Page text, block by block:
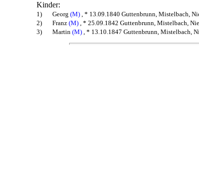
Kinder:
1) Georg (M) , * 13.09.1840 Guttenbrunn, Mistelbach,
2)
Franz (M) , * 25.09.1842 Guttenbrunn, Mistelbach,
3)
Martin (M) , * 13.10.1847 Guttenbrunn, Mistelbach,